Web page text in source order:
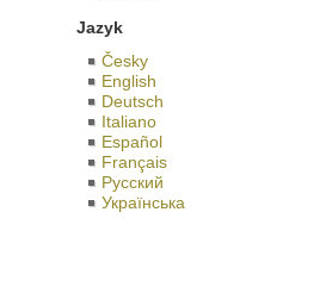
Jazyk
Česky
English
Deutsch
Italiano
Español
Français
Русский
Українська